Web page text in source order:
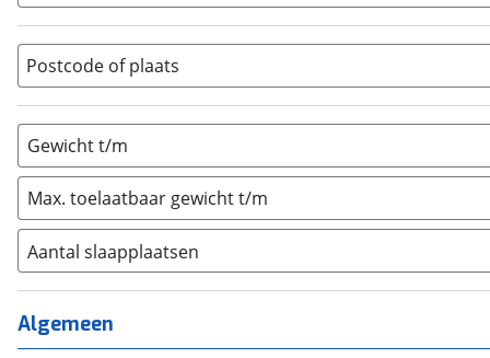
Vouwwagen (0)
Postcode of plaats
Gewicht t/m
Max. toelaatbaar gewicht t/m
Aantal slaapplaatsen
1 (0)
2 (0)
3 (0)
Algemeen